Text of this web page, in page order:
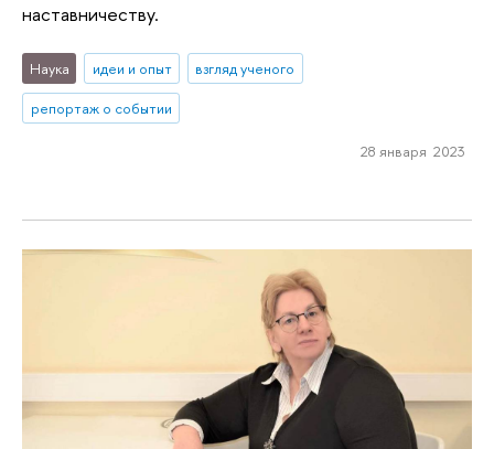
наставничеству.
Наука идеи и опыт
взгляд ученого
репортаж о событии
28 января 2023